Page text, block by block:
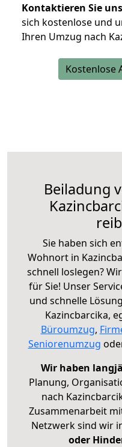
Kontaktieren Sie
sich kostenlose und
Ihren Umzug nach
Kostenlose
Beiladung
Sie haben sich
Wohnort in
schnell loslegen?
für Sie! Unser
und schnelle
Kazincbarcika,
Büroumzug,
Seniorenumzug
Wir haben
Planung,
nach
Zusammenarbeit
Netzwerk sind wir
oder